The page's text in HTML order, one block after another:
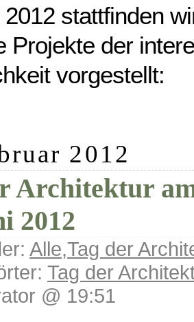
stattfinden
Projekte der
vorgestellt:
2012
Architektur
2012
Alle,Tag der
Tag der
@ 19:51